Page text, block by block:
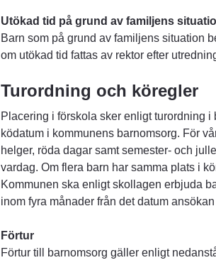
Utökad tid på grund av familjens
Barn som på grund av familjens situation
om utökad tid fattas av rektor efter
Turordning och köregler
Placering i förskola sker enligt turordning
ködatum i kommunens barnomsorg. För
helger, röda dagar samt semester- och
vardag. Om flera barn har samma plats i
Kommunen ska enligt skollagen erbjuda
inom fyra månader från det datum
Förtur
Förtur till barnomsorg gäller enligt